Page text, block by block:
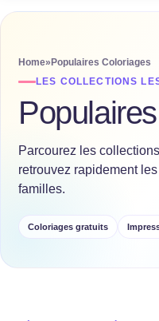
Home» Populaires Coloriages
LES COLLECTIONS
Parcourez les
retrouvez rapidement
familles.
Coloriages gratuits